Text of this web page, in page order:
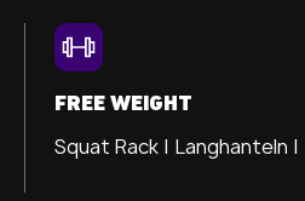
FREE WEIGHT
Squat Rack | Langhanteln